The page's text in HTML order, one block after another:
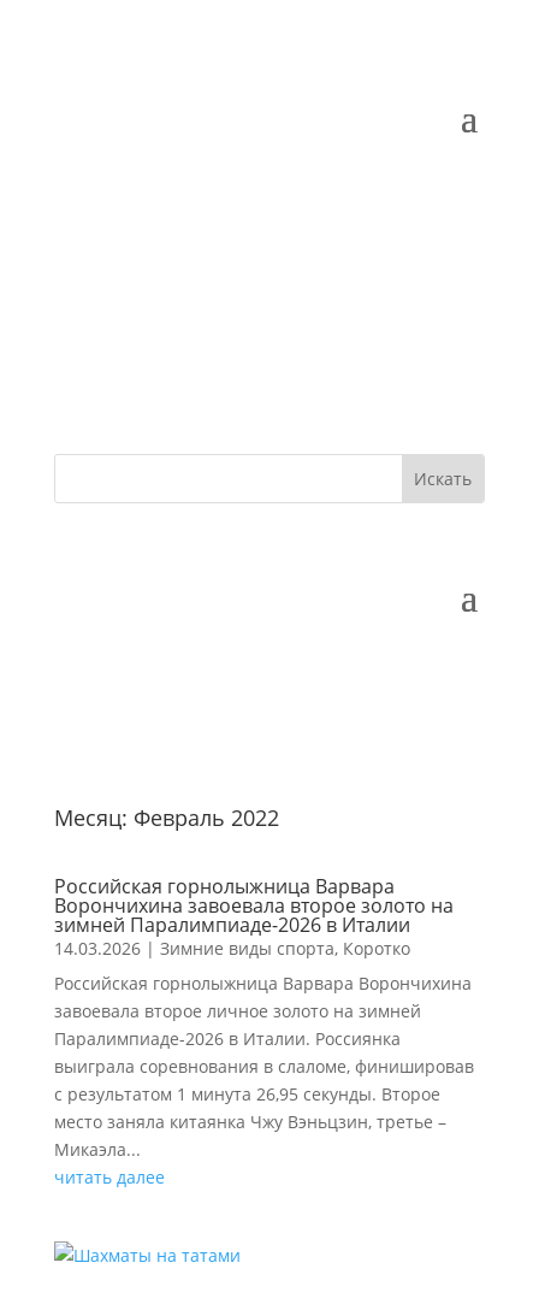
Месяц: Февраль 2022
Российская горнолыжница Варвара
Ворончихина завоевала второе золото на
зимней Паралимпиаде-2026 в Италии
14.03.2026| Зимние виды спорта, Коротко
Российская горнолыжница Варвара Ворончихина
завоевала второе личное золото на зимней
Паралимпиаде-2026 в Италии. Россиянка
выиграла соревнования в слаломе, финишировав
с результатом 1 минута 26,95 секунды. Второе
место заняла китаянка Чжу Вэньцзин, третье –
Микаэла...
читать далее